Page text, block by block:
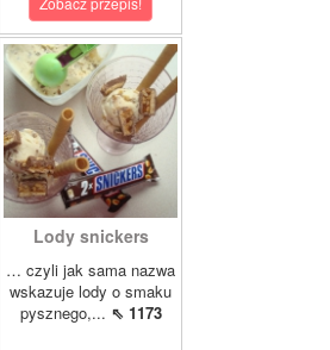
Lody snickers
… czyli jak sama nazwa
wskazuje lody o smaku
pysznego,... ⇖ 1173